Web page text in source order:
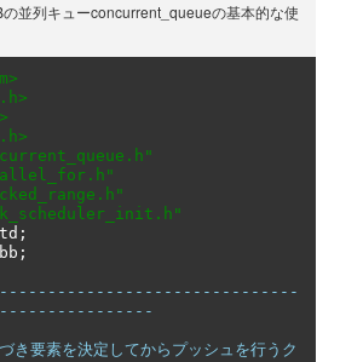
並列キューconcurrent_queueの基本的な使
;
;